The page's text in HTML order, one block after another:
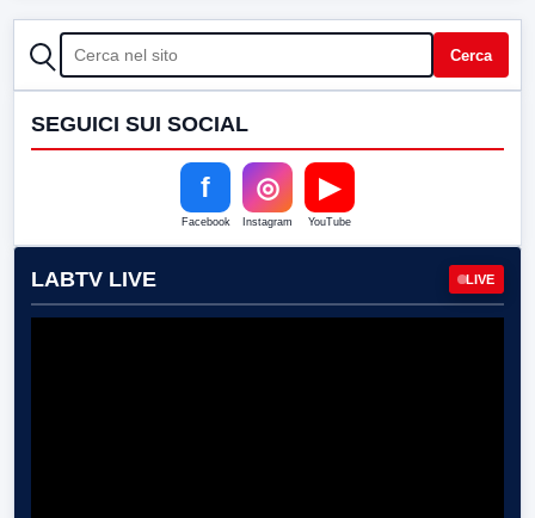
CERCA Cerca
SEGUICI SUI SOCIAL
f
Facebook
◎
Instagram
▶
YouTube
LABTV LIVE LIVE